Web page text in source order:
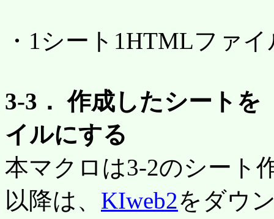
・1シート1HTMLファ
3-3． 作成したシート
イルにする
本マクロは3-2のシート
以降は、 KIweb2をダウ